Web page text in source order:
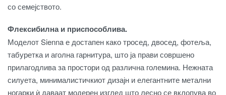
со семејството.
Флексибилна и приспособлива.
Моделот Sienna е достапен како тросед, двосед, фотеља,
табуретка и аголна гарнитура, што ја прави совршено
прилагодлива за простори од различна големина. Нежната
силуета, минималистичкиот дизајн и елегантните метални
ногарки ѝ даваат модерен изглед што лесно се вклопува во